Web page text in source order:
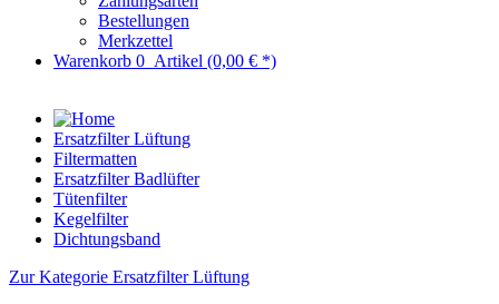
Bestellungen
Merkzettel
Warenkorb 0 Artikel (0,00 € *)
Ersatzfilter Lüftung
Filtermatten
Ersatzfilter Badlüfter
Tütenfilter
Kegelfilter
Dichtungsband
Zur Kategorie Ersatzfilter Lüftung